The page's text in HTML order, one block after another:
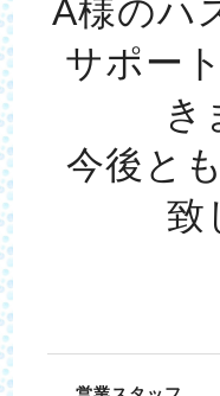
A様のハ
サポー
き
今後と
致